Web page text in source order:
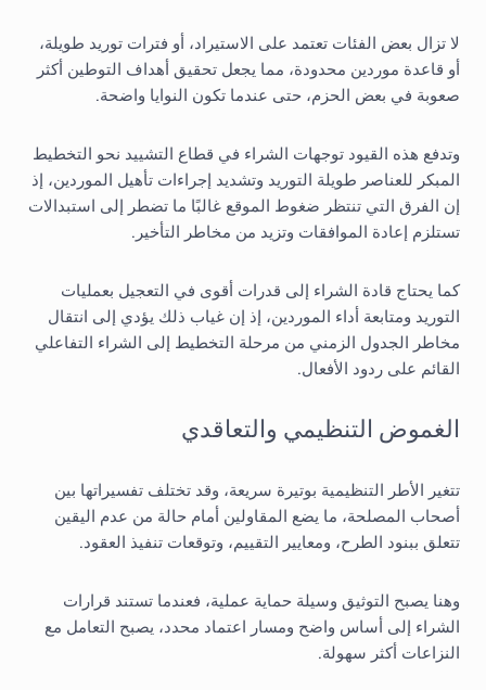
لا تزال بعض الفئات تعتمد على الاستيراد، أو فترات توريد طويلة،
أو قاعدة موردين محدودة، مما يجعل تحقيق أهداف التوطين أكثر
صعوبة في بعض الحزم، حتى عندما تكون النوايا واضحة.
وتدفع هذه القيود توجهات الشراء في قطاع التشييد نحو التخطيط
المبكر للعناصر طويلة التوريد وتشديد إجراءات تأهيل الموردين، إذ
إن الفرق التي تنتظر ضغوط الموقع غالبًا ما تضطر إلى استبدالات
تستلزم إعادة الموافقات وتزيد من مخاطر التأخير.
كما يحتاج قادة الشراء إلى قدرات أقوى في التعجيل بعمليات
التوريد ومتابعة أداء الموردين، إذ إن غياب ذلك يؤدي إلى انتقال
مخاطر الجدول الزمني من مرحلة التخطيط إلى الشراء التفاعلي
القائم على ردود الأفعال.
الغموض التنظيمي والتعاقدي
تتغير الأطر التنظيمية بوتيرة سريعة، وقد تختلف تفسيراتها بين
أصحاب المصلحة، ما يضع المقاولين أمام حالة من عدم اليقين
تتعلق ببنود الطرح، ومعايير التقييم، وتوقعات تنفيذ العقود.
وهنا يصبح التوثيق وسيلة حماية عملية، فعندما تستند قرارات
الشراء إلى أساس واضح ومسار اعتماد محدد، يصبح التعامل مع
النزاعات أكثر سهولة.